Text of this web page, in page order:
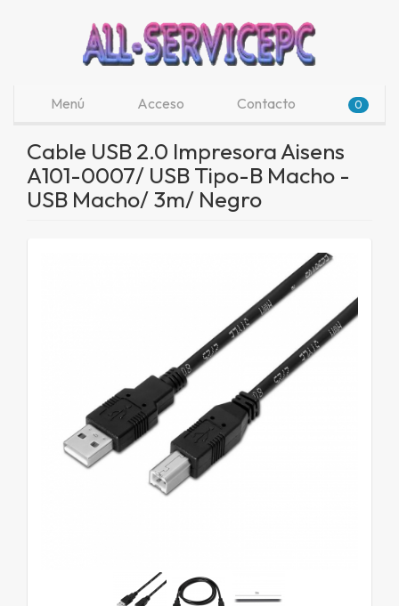
Menú Acceso Contacto 0
Cable USB 2.0 Impresora Aisens
A101-0007/ USB Tipo-B Macho -
USB Macho/ 3m/ Negro